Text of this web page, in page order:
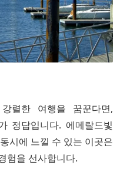
렬한 여행을 꿈꾼다면,
정답입니다. 에메랄드빛
시에 느낄 수 있는 이곳은
험을 선사합니다.